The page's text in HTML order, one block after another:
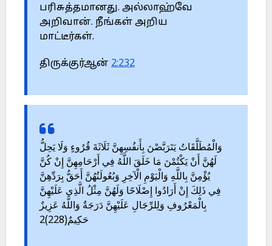
பரிசுத்தமானது. அல்லாஹ்வே
அறிவான். நீங்கள் அறிய
மாட்டீர்கள்.
திருக்குர்ஆன் 2:232
وَالْمُطَلَّقَاتُ يَتَرَبَّصْنَ بِأَنفُسِهِنَّ ثَلَاثَةَ قُرُوءٍ وَلَا يَحِلُّ
لَهُنَّ أَنْ يَكْتُمْنَ مَا خَلَقَ اللَّهُ فِي أَرْحَامِهِنَّ إِنْ كُنَّ
يُؤْمِنَّ بِاللَّهِ وَالْيَوْمِ الْآخِرِ وَبُعُولَتُهُنَّ أَحَقُّ بِرَدِّهِنَّ
فِي ذَلِكَ إِنْ أَرَادُوا إِصْلَاحًا وَلَهُنَّ مِثْلُ الَّذِي عَلَيْهِنَّ
بِالْمَعْرُوفِ وَلِلرِّجَالِ عَلَيْهِنَّ دَرَجَةٌ وَاللَّهُ عَزِيزٌ
حَكِيمٌ(228)2